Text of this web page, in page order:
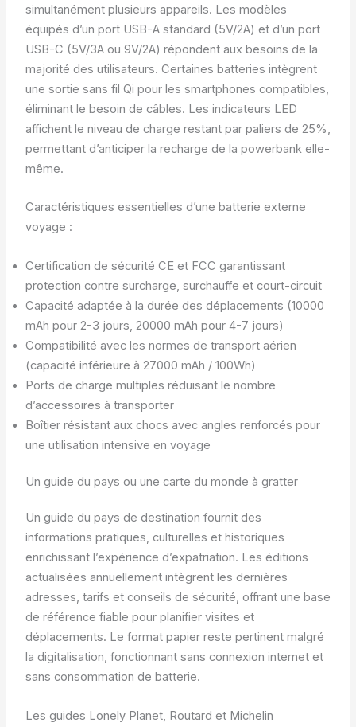
simultanément plusieurs appareils. Les modèles
équipés d’un port USB-A standard (5V/2A) et d’un port
USB-C (5V/3A ou 9V/2A) répondent aux besoins de la
majorité des utilisateurs. Certaines batteries intègrent
une sortie sans fil Qi pour les smartphones compatibles,
éliminant le besoin de câbles. Les indicateurs LED
affichent le niveau de charge restant par paliers de 25%,
permettant d’anticiper la recharge de la powerbank elle-
même.
Caractéristiques essentielles d’une batterie externe
voyage :
Certification de sécurité CE et FCC garantissant
protection contre surcharge, surchauffe et court-circuit
Capacité adaptée à la durée des déplacements (10000
mAh pour 2-3 jours, 20000 mAh pour 4-7 jours)
Compatibilité avec les normes de transport aérien
(capacité inférieure à 27000 mAh / 100Wh)
Ports de charge multiples réduisant le nombre
d’accessoires à transporter
Boîtier résistant aux chocs avec angles renforcés pour
une utilisation intensive en voyage
Un guide du pays ou une carte du monde à gratter
Un guide du pays de destination fournit des
informations pratiques, culturelles et historiques
enrichissant l’expérience d’expatriation. Les éditions
actualisées annuellement intègrent les dernières
adresses, tarifs et conseils de sécurité, offrant une base
de référence fiable pour planifier visites et
déplacements. Le format papier reste pertinent malgré
la digitalisation, fonctionnant sans connexion internet et
sans consommation de batterie.
Les guides Lonely Planet, Routard et Michelin